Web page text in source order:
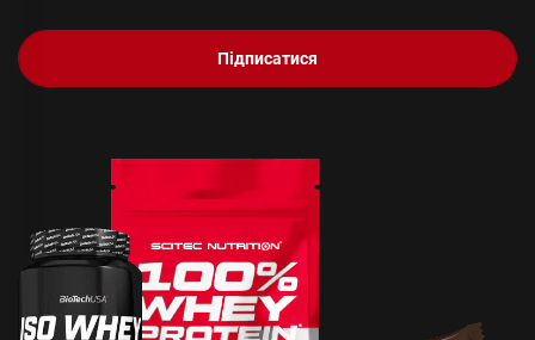
Підписатися